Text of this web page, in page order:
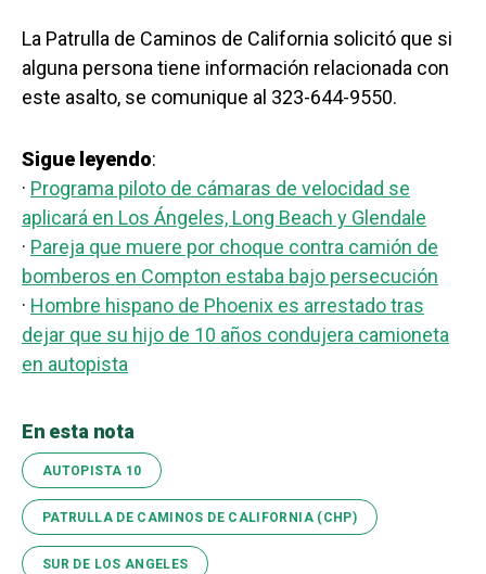
La Patrulla de Caminos de California solicitó que si
alguna persona tiene información relacionada con
este asalto, se comunique al 323-644-9550.
Sigue leyendo:
· Programa piloto de cámaras de velocidad se
aplicará en Los Ángeles, Long Beach y Glendale
· Pareja que muere por choque contra camión de
bomberos en Compton estaba bajo persecución
· Hombre hispano de Phoenix es arrestado tras
dejar que su hijo de 10 años condujera camioneta
en autopista
En esta nota
AUTOPISTA 10
PATRULLA DE CAMINOS DE CALIFORNIA (CHP)
SUR DE LOS ANGELES